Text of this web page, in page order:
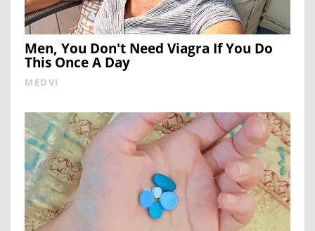
Men, You Don't Need Viagra If You Do
This Once A Day
MEDVI